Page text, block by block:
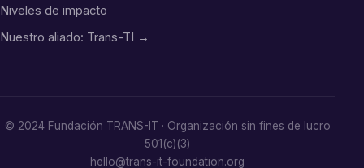
Niveles de impacto
Nuestro aliado: Trans-TI →
© 2024 Fundación TRANS-IT · Organización sin fines de lucro
501(c)(3)
hello@trans-it-foundation.org